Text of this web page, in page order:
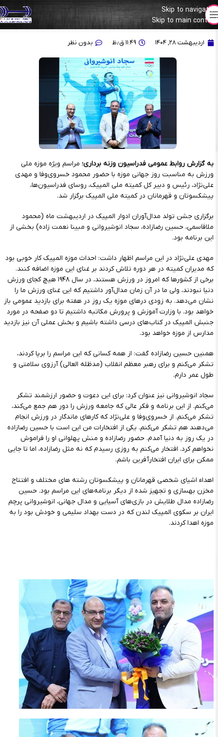
Skip to navigation
Skip to main content
جشن تولد دو ستاره وزنه برداری ایران در کمیته ملی المپیک
اردیبهشت ۲۸, ۱۴۰۴ ۱۱:۴۹ ق٫ظ بدون نظر
به گزارش روابط عمومی فدراسیون وزنه برداری؛ مراسم ویژه موزه ملی
ورزش به مناسبت روز جهانی موزه با حضور محمود خسروی‌وفا و مهدی
علی‌نژاد، رئیس و دبیر کل کمیته ملی المپیک، روسای فدراسیون‌ها،
پیشکسوتان و قهرمانان در کمیته ملی المپیک برگزار شد.
برگزاری جشن تولد مدال‌آوران ادوار المپیک در اردیبهشت ماه (محمود
ملاقاسمی، حسین رضازاده، سجاد انوشیروانی و مبینا نعمت زاده) بخشی از
این برنامه بود.
مهدی علی‌نژاد در این مراسم اظهار داشت: احداث موزه المپیک کار خوبی بود
که مدیران کمیته در هر دوره تلاش کردند بر غنای این موزه اضافه کنند‌.
برخی از کشورها که امروز در ورزش هستند، در سال ۱۹۴۸ هیچ کجای ورزش
دنیا نبودند، ولی ما در آن زمان مدال‌آور داشتیم که این غنای ورزش ما را
نشان می‌دهد. به زودی درهای موزه یک روز در هفته برای بازدید عمومی باز
خواهد بود. با وزارت آموزش و پرورش مکاتبه داشتیم تا دو صفحه در مورد
جنبش المپیک در کتاب‌های درسی داشته باشیم و بخش عملی آن نیز بازدید
مدارس از موزه خواهد بود.
همنین حسین رضازاده گفت: از همه کسانی که این مراسم را برپا کردند،
تشکر می‌کنم و برای رهبر معظم انقلاب (مدظله العالی) آرزوی سلامتی و
طول عمر دارم.
سجاد انوشیروانی نیز عنوان کرد: برای این دعوت و حضور ارزشمند تشکر
می‌کنم. از این برنامه و فکر عالی که جامعه ورزش را دور هم جمع می‌کند،
تشکر می‌کنم. از خسروی‌وفا و علی‌نژاد که کارهای ماندگار در ورزش انجام
می‌دهند هم تشکر می‌کنم‌. یکی از افتخارات من این است با حسین رضازاده
در یک روز به دنیا آمدم. حضور رضازاده و منش پهلوانی او را فراموش
نخواهم کرد. افتخار می‌کنم به روزی رسیدم که نه مثل رضازاده، اما تا جایی
ممکن برای ایران افتخارآفرین باشم.
اهداء اشیای شخصی قهرمانان و پیشکسوتان رشته های مختلف و افتتاح
مخزن بهسازی و تجهیز شده از دیگر برنامه‌های این مراسم بود. حسین
رضازاده مدال طلایش در بازی‌های آسیایی و مدال جهانی، انوشیروانی پرچم
ایران بر سکوی المپیک لندن که در دست بهداد سلیمی و خودش بود را به
موزه اهدا کردند.